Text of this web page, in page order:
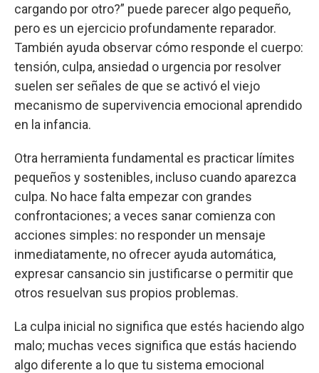
cargando por otro?” puede parecer algo pequeño,
pero es un ejercicio profundamente reparador.
También ayuda observar cómo responde el cuerpo:
tensión, culpa, ansiedad o urgencia por resolver
suelen ser señales de que se activó el viejo
mecanismo de supervivencia emocional aprendido
en la infancia.
Otra herramienta fundamental es practicar límites
pequeños y sostenibles, incluso cuando aparezca
culpa. No hace falta empezar con grandes
confrontaciones; a veces sanar comienza con
acciones simples: no responder un mensaje
inmediatamente, no ofrecer ayuda automática,
expresar cansancio sin justificarse o permitir que
otros resuelvan sus propios problemas.
La culpa inicial no significa que estés haciendo algo
malo; muchas veces significa que estás haciendo
algo diferente a lo que tu sistema emocional